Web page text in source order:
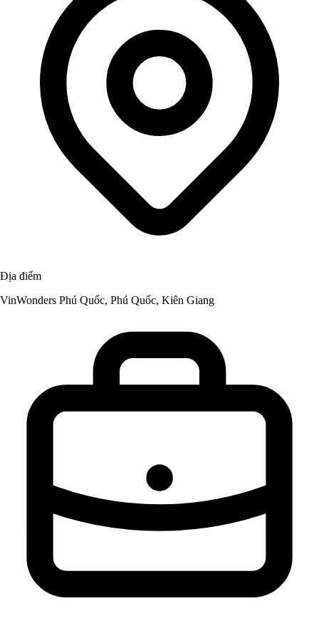
Địa điểm
VinWonders Phú Quốc, Phú Quốc, Kiên Giang